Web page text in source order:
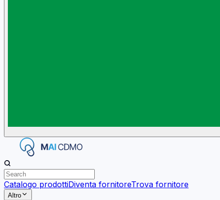
Catalogo prodottiDiventa fornitoreTrova fornitore
Altro